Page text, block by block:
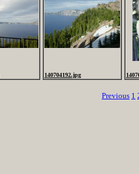
140704192.jpg
Previous 1